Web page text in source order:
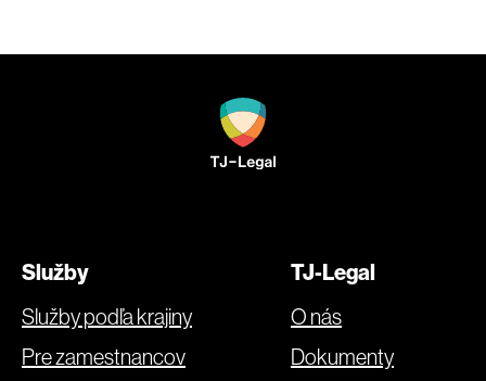
Služby
Služby podľa krajiny
Pre zamestnancov
TJ-Legal
O nás
Dokumenty